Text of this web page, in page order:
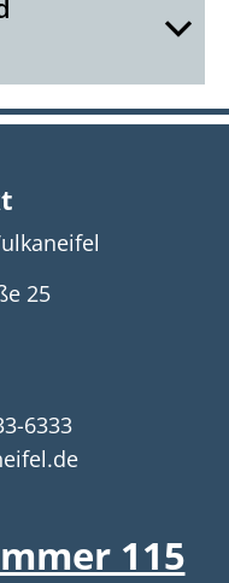
25
6333
115